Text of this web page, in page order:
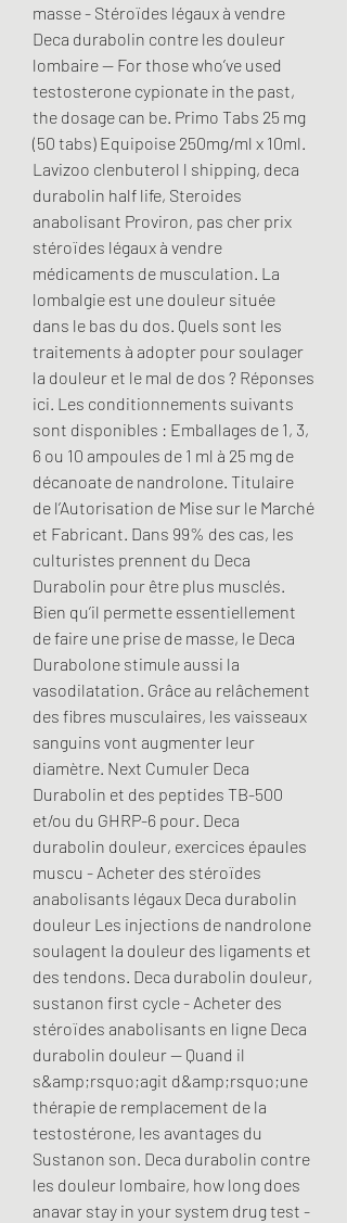
masse - Stéroïdes légaux à vendre
Deca durabolin contre les douleur
lombaire -- For those who’ve used
testosterone cypionate in the past,
the dosage can be. Primo Tabs 25 mg
(50 tabs) Equipoise 250mg/ml x 10ml.
Lavizoo clenbuterol l shipping, deca
durabolin half life, Steroides
anabolisant Proviron, pas cher prix
stéroïdes légaux à vendre
médicaments de musculation. La
lombalgie est une douleur située
dans le bas du dos. Quels sont les
traitements à adopter pour soulager
la douleur et le mal de dos ? Réponses
ici. Les conditionnements suivants
sont disponibles : Emballages de 1, 3,
6 ou 10 ampoules de 1 ml à 25 mg de
décanoate de nandrolone. Titulaire
de l’Autorisation de Mise sur le Marché
et Fabricant. Dans 99% des cas, les
culturistes prennent du Deca
Durabolin pour être plus musclés.
Bien qu’il permette essentiellement
de faire une prise de masse, le Deca
Durabolone stimule aussi la
vasodilatation. Grâce au relâchement
des fibres musculaires, les vaisseaux
sanguins vont augmenter leur
diamètre. Next Cumuler Deca
Durabolin et des peptides TB-500
et/ou du GHRP-6 pour. Deca
durabolin douleur, exercices épaules
muscu - Acheter des stéroïdes
anabolisants légaux Deca durabolin
douleur Les injections de nandrolone
soulagent la douleur des ligaments et
des tendons. Deca durabolin douleur,
sustanon first cycle - Acheter des
stéroïdes anabolisants en ligne Deca
durabolin douleur -- Quand il
s&amp;rsquo;agit d&amp;rsquo;une
thérapie de remplacement de la
testostérone, les avantages du
Sustanon son. Deca durabolin contre
les douleur lombaire, how long does
anavar stay in your system drug test -